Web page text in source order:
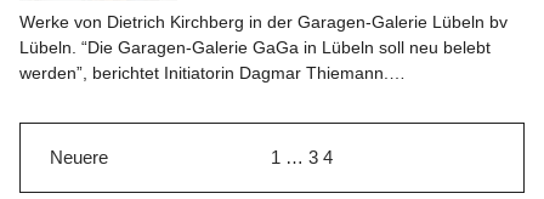
Werke von Dietrich Kirchberg in der Garagen-Galerie Lübeln bv
Lübeln. “Die Garagen-Galerie GaGa in Lübeln soll neu belebt
werden”, berichtet Initiatorin Dagmar Thiemann.…
Neuere 1 … 3 4